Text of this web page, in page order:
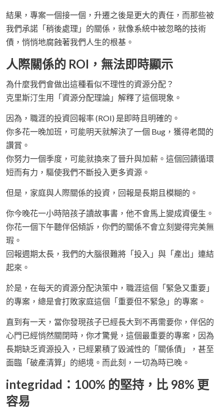
結果，專案一個接一個，升遷之後是更大的責任，而那些被
我們承諾「稍後處理」的關係，就像系統中被忽略的技術
債，悄悄地腐蝕著我們人生的根基。
人際關係的 ROI，無法即時顯示
為什麼我們會做出這種看似不理性的資源分配？
克里斯汀生用「資源分配理論」解釋了這個現象。
因為，職涯的投資回報率 (ROI) 是即時且明確的。
你多花一晚加班，可能明天就解決了一個 Bug，獲得老闆的
讚賞。
你努力一個季度，可能就換來了晉升與加薪。這個回饋循環
短而有力，驅使我們不斷投入更多資源。
但是，家庭與人際關係的投資，回報是長期且模糊的。
你今晚花一小時陪孩子讀故事書，他不會馬上變成資優生。
你花一個下午聽伴侶傾訴，你們的關係不會立刻變得完美無
瑕。
回報週期太長，我們的大腦很難將「投入」與「產出」連結
起來。
於是，在每天的資源分配決策中，職涯這個「緊急又重要」
的專案，總是會打敗家庭這個「重要但不緊急」的專案。
直到有一天，當你發現孩子已經長大到不再需要你，伴侶的
心門已經悄然關閉時，你才驚覺，這個最重要的專案，因為
長期缺乏資源投入，已經累積了毀滅性的「關係債」，甚至
面臨「破產清算」的絕境。而此刻，一切為時已晚。
integridad：100% 的堅持，比 98% 更
容易